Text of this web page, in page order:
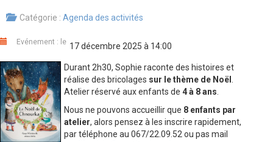
Catégorie : Agenda des activités
Evénement : le 17 décembre 2025 à 14:00
Durant 2h30, Sophie raconte des histoires et
réalise des bricolages sur le thème de Noël
Atelier réservé aux enfants de 4 à 8 ans
Nous ne pouvons accueillir que 8 enfants par
atelier, alors pensez à les inscrire rapidement,
par téléphone au 067/22.09.52 ou pas mail